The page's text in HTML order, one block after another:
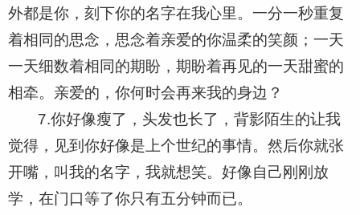
外都是你，刻下你的名字在我心里。一分一秒重复
着相同的思念，思念着亲爱的你温柔的笑颜；一天
一天细数着相同的期盼，期盼着再见的一天甜蜜的
相牵。亲爱的，你何时会再来我的身边？
7.你好像瘦了，头发也长了，背影陌生的让我
觉得，见到你好像是上个世纪的事情。然后你就张
开嘴，叫我的名字，我就想笑。好像自己刚刚放
学，在门口等了你只有五分钟而已。